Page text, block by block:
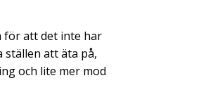
för att det inte har
ställen att äta på,
och lite mer mod